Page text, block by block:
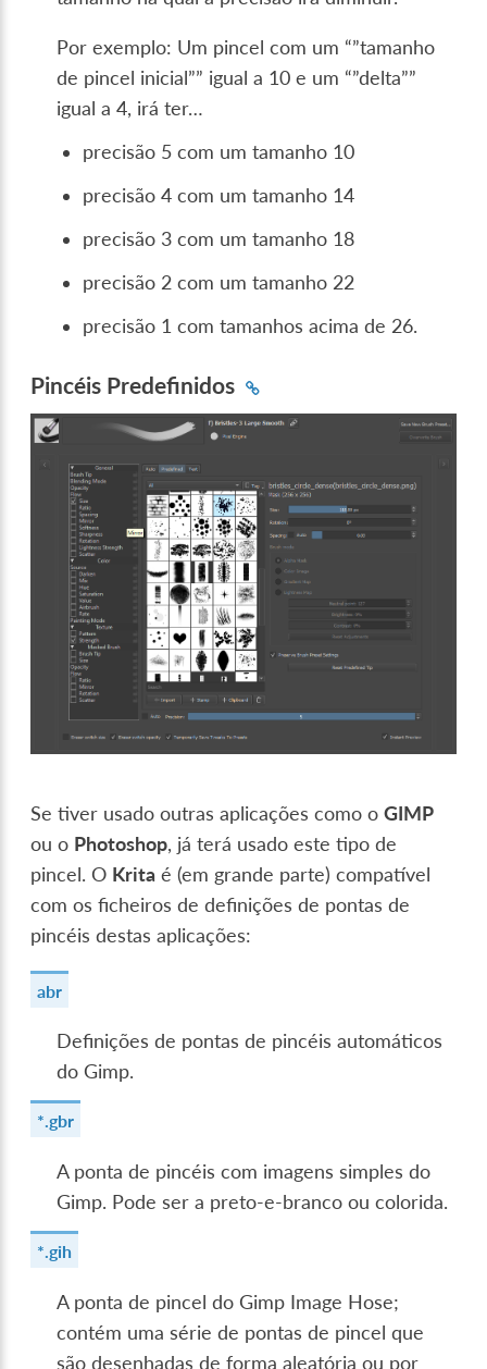
Por exemplo: Um pincel com um “”tamanho
de pincel inicial”” igual a 10 e um “”delta””
igual a 4, irá ter…
precisão 5 com um tamanho 10
precisão 4 com um tamanho 14
precisão 3 com um tamanho 18
precisão 2 com um tamanho 22
precisão 1 com tamanhos acima de 26.
Pincéis Predefinidos
Se tiver usado outras aplicações como oGIMP
ou o Photoshop, já terá usado este tipo de
pincel. O Krita é (em grande parte) compatível
com os ficheiros de definições de pontas de
pincéis destas aplicações:
abr
Definições de pontas de pincéis automáticos
do Gimp.
*.gbr
A ponta de pincéis com imagens simples do
Gimp. Pode ser a preto-e-branco ou colorida.
*.gih
A ponta de pincel do Gimp Image Hose;
contém uma série de pontas de pincel que
são desenhadas de forma aleatória ou por